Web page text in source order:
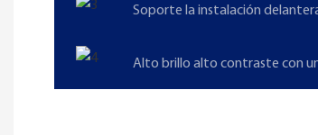
Soporte la instalación
Alto brillo alto contraste con